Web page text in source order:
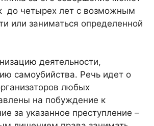
до четырех лет с возможным
или заниматься определенной
деятельности,
самоубийства. Речь идет о
любых
на побуждение к
за указанное преступление –